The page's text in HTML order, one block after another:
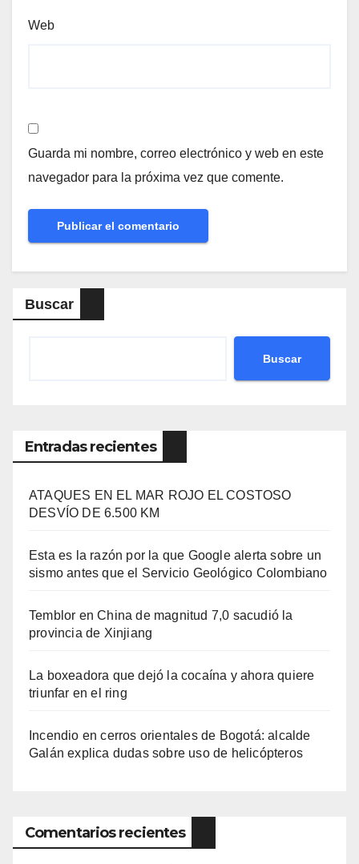
Web
Guarda mi nombre, correo electrónico y web en este
navegador para la próxima vez que comente.
Buscar
Buscar
Entradas recientes
ATAQUES EN EL MAR ROJO EL COSTOSO
DESVÍO DE 6.500 KM
Esta es la razón por la que Google alerta sobre un
sismo antes que el Servicio Geológico Colombiano
Temblor en China de magnitud 7,0 sacudió la
provincia de Xinjiang
La boxeadora que dejó la cocaína y ahora quiere
triunfar en el ring​
Incendio en cerros orientales de Bogotá: alcalde
Galán explica dudas sobre uso de helicópteros
Comentarios recientes